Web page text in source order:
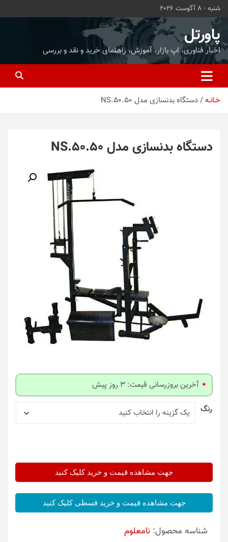
محتوا
بروید
شنبه - 8 آگوست 2026
پاورتل
اخبار فناوری، اپ بازار، آموزش، راهنمای خرید و نقد و بررسی
خـانـه دستگاه بدنسازی مدل NS.50.50
دستگاه بدنسازی مدل NS.50.50
آخرین بروزرسانی قیمت: 3 روز پیش
رنگ
جهت مشاهده قیمت و خرید کلیک کنید
جهت مشاهده قیمت و خرید قسطی کلیک کنید
شناسه محصول: نامعلوم